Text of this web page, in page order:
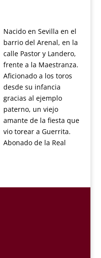
Nacido en Sevilla en el
barrio del Arenal, en la
calle Pastor y Landero,
frente a la Maestranza.
Aficionado a los toros
desde su infancia
gracias al ejemplo
paterno, un viejo
amante de la fiesta que
vio torear a Guerrita.
Abonado de la Real